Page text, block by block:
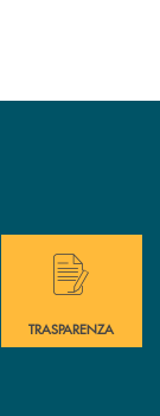
immediata?
Hai bisogno di
TRASPARENZA